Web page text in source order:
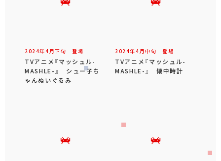
2024年4 月下旬 登場
TVアニメ『マッシュル-
MASHLE-』 シュー子ち
ゃんぬいぐるみ
2024年4 月中旬 登場
TVアニメ『マッシュル-
MASHLE-』 懐中時計